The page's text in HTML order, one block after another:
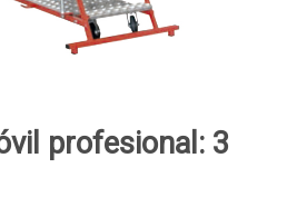
profesional: 3